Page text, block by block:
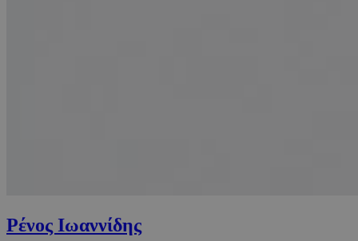
Ρένος Ιωαννίδης